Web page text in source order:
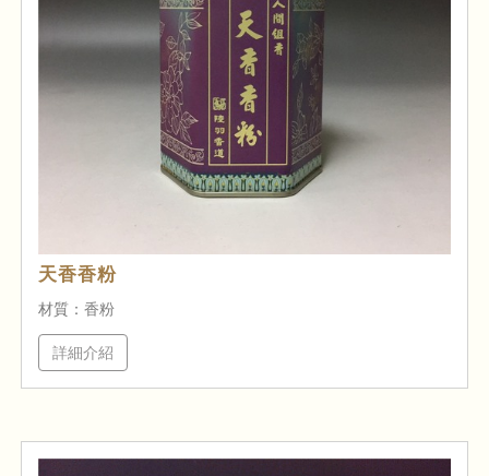
天香香粉
材質：香粉
詳細介紹